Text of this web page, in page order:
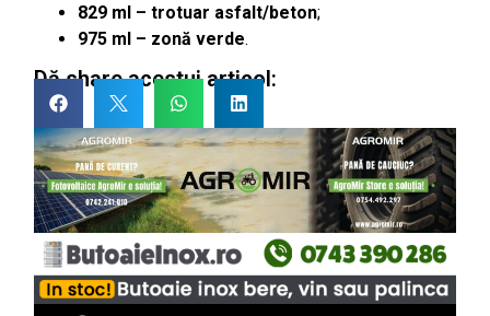
829 ml – trotuar asfalt/beton;
975 ml – zonă verde.
Dă share acestui articol: